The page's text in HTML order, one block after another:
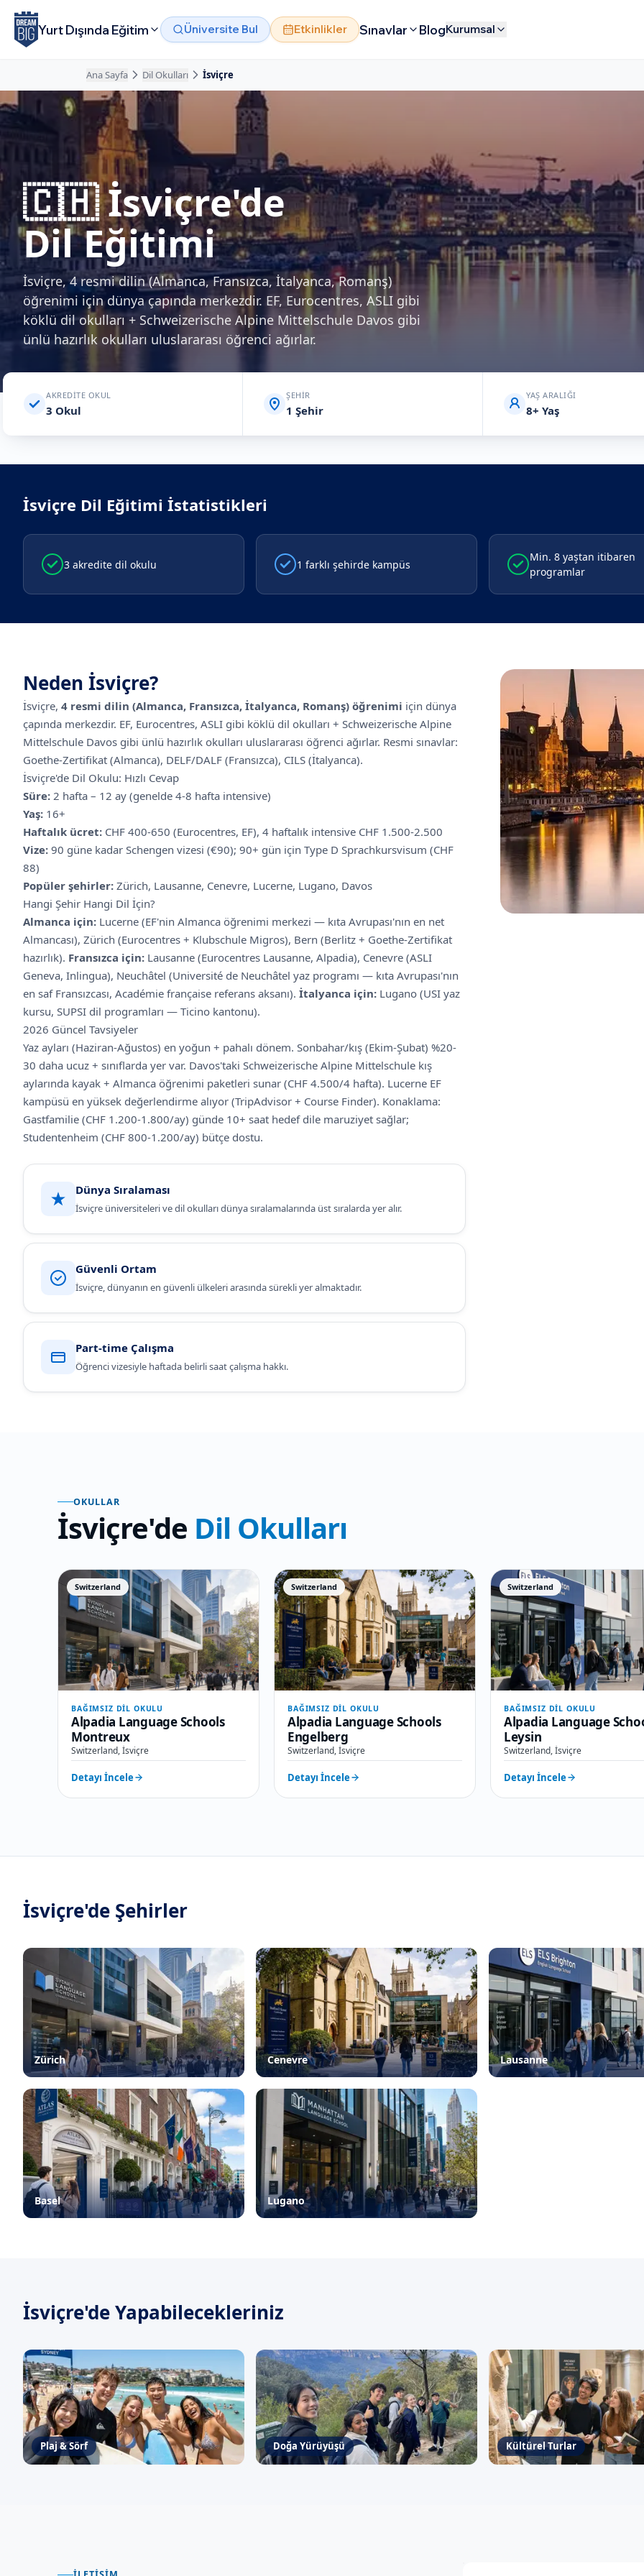
Ana içeriğe atla
Yurt Dışında Eğitim Üniversite Bul Etkinlikler Sınavlar BlogKurumsal
Ana Sayfa Dil Okulları İsviçre
🇨🇭İsviçre'de
Dil Eğitimi
İsviçre, 4 resmi dilin (Almanca, Fransızca, İtalyanca, Romanş)
öğrenimi için dünya çapında merkezdir. EF, Eurocentres, ASLI gibi
köklü dil okulları + Schweizerische Alpine Mittelschule Davos gibi
ünlü hazırlık okulları uluslararası öğrenci ağırlar.
AKREDITE OKUL
3 Okul
ŞEHIR
1 Şehir
YAŞ ARALIĞI
8+ Yaş
İsviçre Dil Eğitimi İstatistikleri
3 akredite dil okulu 1 farklı şehirde kampüs
Min. 8 yaştan itibaren
programlar
Neden İsviçre?
İsviçre, 4 resmi dilin (Almanca, Fransızca, İtalyanca, Romanş) öğrenimi için dünya
çapında merkezdir. EF, Eurocentres, ASLI gibi köklü dil okulları + Schweizerische Alpine
Mittelschule Davos gibi ünlü hazırlık okulları uluslararası öğrenci ağırlar. Resmi sınavlar:
Goethe-Zertifikat (Almanca), DELF/DALF (Fransızca), CILS (İtalyanca).
İsviçre'de Dil Okulu: Hızlı Cevap
Süre: 2 hafta – 12 ay (genelde 4-8 hafta intensive)
Yaş: 16+
Haftalık ücret: CHF 400-650 (Eurocentres, EF), 4 haftalık intensive CHF 1.500-2.500
Vize: 90 güne kadar Schengen vizesi (€90); 90+ gün için Type D Sprachkursvisum (CHF
88)
Popüler şehirler: Zürich, Lausanne, Cenevre, Lucerne, Lugano, Davos
Hangi Şehir Hangi Dil İçin?
Almanca için: Lucerne (EF'nin Almanca öğrenimi merkezi — kıta Avrupası'nın en net
Almancası), Zürich (Eurocentres + Klubschule Migros), Bern (Berlitz + Goethe-Zertifikat
hazırlık). Fransızca için: Lausanne (Eurocentres Lausanne, Alpadia), Cenevre (ASLI
Geneva, Inlingua), Neuchâtel (Université de Neuchâtel yaz programı — kıta Avrupası'nın
en saf Fransızcası, Académie française referans aksanı). İtalyanca için: Lugano (USI yaz
kursu, SUPSI dil programları — Ticino kantonu).
2026 Güncel Tavsiyeler
Yaz ayları (Haziran-Ağustos) en yoğun + pahalı dönem. Sonbahar/kış (Ekim-Şubat) %20-
30 daha ucuz + sınıflarda yer var. Davos'taki Schweizerische Alpine Mittelschule kış
aylarında kayak + Almanca öğrenimi paketleri sunar (CHF 4.500/4 hafta). Lucerne EF
kampüsü en yüksek değerlendirme alıyor (TripAdvisor + Course Finder). Konaklama:
Gastfamilie (CHF 1.200-1.800/ay) günde 10+ saat hedef dile maruziyet sağlar;
Studentenheim (CHF 800-1.200/ay) bütçe dostu.
Dünya Sıralaması
İsviçre üniversiteleri ve dil okulları dünya sıralamalarında üst sıralarda yer alır.
Güvenli Ortam
İsviçre, dünyanın en güvenli ülkeleri arasında sürekli yer almaktadır.
Part-time Çalışma
Öğrenci vizesiyle haftada belirli saat çalışma hakkı.
OKULLAR
İsviçre'de Dil Okulları
Switzerland
BAĞIMSIZ DIL OKULU
Alpadia Language Schools
Montreux
Switzerland, İsviçre
Detayı İncele
Switzerland
BAĞIMSIZ DIL OKULU
Alpadia Language Schools
Engelberg
Switzerland, İsviçre
Detayı İncele
Switzerland
BAĞIMSIZ DIL OKULU
Alpadia Language
Leysin
Switzerland, İsviçre
Detayı İncele
İsviçre'de Şehirler
Zürich Cenevre Lausanne
Basel Lugano
İsviçre'deYapabilecekleriniz
Plaj & Sörf Doğa Yürüyüşü Kültürel Turlar